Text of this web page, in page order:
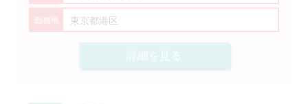
東京都港区
詳細を見る